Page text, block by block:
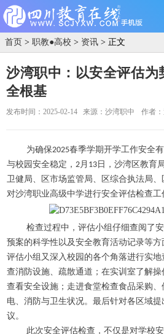
首页 > 职教●高校 > 资讯 > 正文
沙湾职中：以安全评估为
全根基
发布时间：2025-02-14 来源：沙湾职中 作者
为确保2025春季学期开学工作安全有
与校园安全稳定 ， 2月 13 日，沙湾区教育
卫健局、区市场监管局、区综合执法局
对沙湾职业高级中学进行安全评估检查工
检查过程中，评估小组仔细查阅了安
预案的科学性以及安全教育活动记录等方
评估小组又深入校园的各个角落进行实地
查消防设施、疏散通道； 在实训 室了解操
查看安全设施；走进食堂检查食品采购
电、消防与卫生状况。最后针对各区域提
议。
此次安全评估检查，不仅是对学校